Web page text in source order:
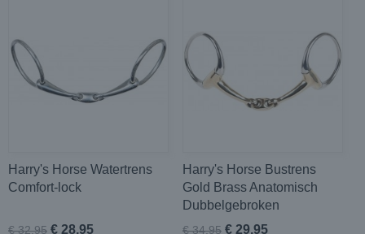
Harry's Horse Watertrens
Comfort-lock
€ 32,95 € 28,95
Harry's Horse Bustrens
Gold Brass Anatomisch
Dubbelgebroken
€ 34,95 € 29,95